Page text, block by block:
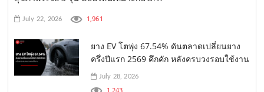
July 22, 2026 1,961
ยาง EV โตพุ่ง 67.54% ดันตลาดเปลี่ยนยาง
ครึ่งปีแรก 2569 คึกคัก หลังครบวงรอบใช้งาน
July 28, 2026
1,243